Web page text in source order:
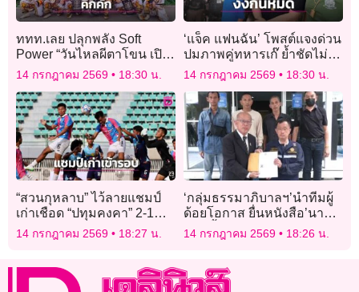
ททท.เลย ปลุกพลัง Soft
Power “วันไหลผีตาโขน เปิด
เวที DANCE BATTLE”
14 กรกฎาคม 2569 18:30 น.
‘แจ็ค แฟนฉัน’ โพสต์แจงด่วน
ปมภาพคู่ทหารเก๊ ย้ำชัดไม่รู้
จักแต่ปฏิเสธไม่ได้
14 กรกฎาคม 2569 18:30 น.
“สวนกุหลาบ” ไว้ลายแชมป์
เก่าเชือด “ปทุมคงคา” 2-1
ผงาดตัดเชือก “ศึกกรม
พลศึกษา เดลินิวส์ คัพ 2026”
14 กรกฎาคม 2569 18:27 น.
‘กลุ่มธรรมาภิบาลฯ’นำทีมผู้
ด้อยโอกาส ยื่นหนังสือ’นา
ยกฯ’จี้สอบ’ประธานบอร์ด-
ผอ.กองสลากฯ’ปล่อยหวยรัฐ
14 กรกฎาคม 2569 18:26 น.